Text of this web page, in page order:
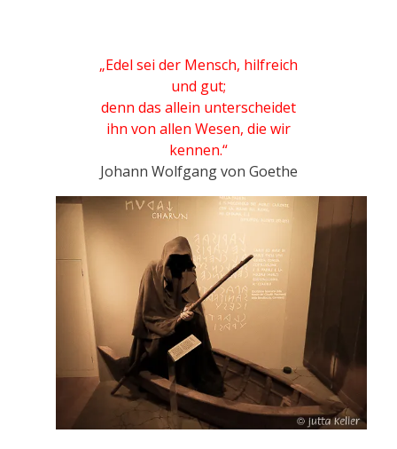
„Edel sei der Mensch, hilfreich
und gut;
denn das allein unterscheidet
ihn von allen Wesen, die wir
kennen.“
Johann Wolfgang von Goethe